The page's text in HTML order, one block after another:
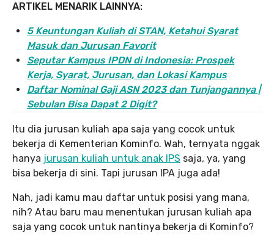
ARTIKEL MENARIK LAINNYA:
5 Keuntungan Kuliah di STAN, Ketahui Syarat
Masuk dan Jurusan Favorit
Seputar Kampus IPDN di Indonesia: Prospek
Kerja, Syarat, Jurusan, dan Lokasi Kampus
Daftar Nominal Gaji ASN 2023 dan Tunjangannya |
Sebulan Bisa Dapat 2 Digit?
Itu dia jurusan kuliah apa saja yang cocok untuk
bekerja di Kementerian Kominfo. Wah, ternyata nggak
hanya jurusan kuliah untuk anak IPS saja, ya, yang
bisa bekerja di sini. Tapi jurusan IPA juga ada!
Nah, jadi kamu mau daftar untuk posisi yang mana,
nih? Atau baru mau menentukan jurusan kuliah apa
saja yang cocok untuk nantinya bekerja di Kominfo?